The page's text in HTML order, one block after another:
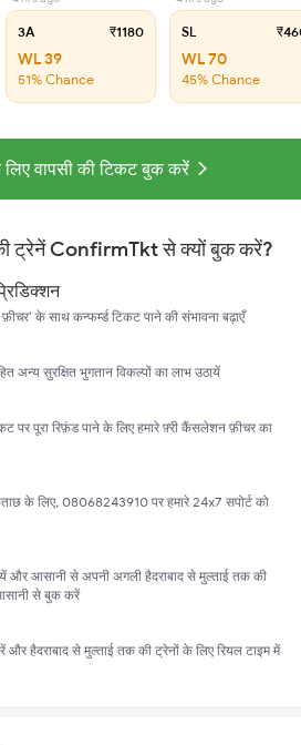
3A ₹1180
WL 39
51% Chance
SL
WL 70
45% Chance
लिए वापसी की टिकट बुक करें
ट्रेनें ConfirmTkt से क्यों बुक करें?
के साथ कन्फर्म्ड टिकट पाने की संभावना बढ़ाएँ
अन्य सुरक्षित भुगतान विकल्पों का लाभ उठायें
पर पूरा रिफ़ंड पाने के लिए हमारे फ़्री कैंसलेशन फ़ीचर का
के लिए, 08068243910 पर हमारे 24x7 सपोर्ट को
और आसानी से अपनी अगली हैदराबाद से मुल्ताई तक की
से बुक करें
हैदराबाद से मुल्ताई तक की ट्रेनों के लिए रियल टाइम में